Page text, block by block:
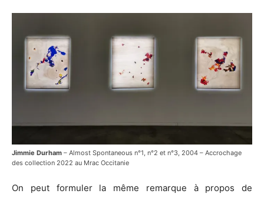
Jimmie Durham – Almost Spontaneous n°1, n°2 et n°3, 2004 – Accrochage
des collection 2022 au Mrac Occitanie
On peut formuler la même remarque à propos de